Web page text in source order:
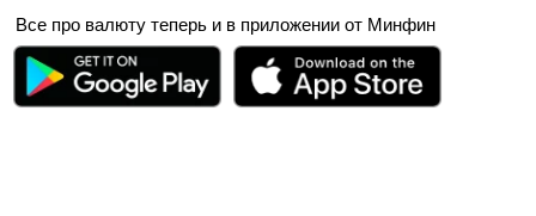
Все про валюту теперь и в приложении от Минфин